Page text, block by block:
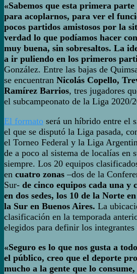
«Sabemos que esta primera
para acoplarnos, para ver el
pocos partidos amistosos por la
verdad lo que podíamos hacer
muy buena, sin sobresaltos. La
a ir puliendo en los primeros
González. Entre las bajas de
se encuentran Nicolás Copello,
Ramírez Barrios, tres jugadores
el subcampeonato de la Liga 2020/
El formato será un híbrido entre el
el que se disputó la Liga pasada,
el Torneo Federal y la Liga
de a poco al sistema de localías en
siempre. Los 20 equipos
en cuatro zonas –dos de la
Sur- de cinco equipos cada una y
en dos sedes, los 10 de la Norte
la Sur en Buenos Aires. La
clasificación en la temporada
elegidos para definir los integrantes
«Seguro es lo que nos gusta a
el público, creo que el deporte
mucho a la gente que lo consume,